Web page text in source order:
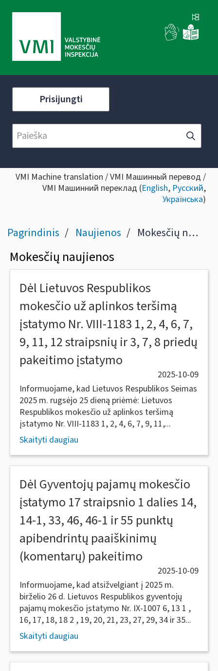
Prisijungti
VMI Machine translation / VMI Машинный перевод /
VMI Машинний переклад (English, Русский,
Українська)
Pagrindinis Naujienos Mokesčių naujienos
Mokesčių naujienos
Dėl Lietuvos Respublikos
mokesčio už aplinkos teršimą
įstatymo Nr. VIII-1183 1, 2, 4, 6, 7,
9, 11, 12 straipsnių ir 3, 7, 8 priedų
pakeitimo įstatymo
2025-10-09
Informuojame, kad Lietuvos Respublikos Seimas
2025 m. rugsėjo 25 dieną priėmė: Lietuvos
Respublikos mokesčio už aplinkos teršimą
įstatymo Nr. VIII-1183 1, 2, 4, 6, 7, 9, 11,...
Skaityti daugiau
Dėl Gyventojų pajamų mokesčio
įstatymo 17 straipsnio 1 dalies 14,
14-1, 33, 46, 46-1 ir 55 punktų
apibendrintų paaiškinimų
(komentarų) pakeitimo
2025-10-09
Informuojame, kad atsižvelgiant į 2025 m.
birželio 26 d. Lietuvos Respublikos gyventojų
pajamų mokesčio įstatymo Nr. IX-1007 6, 13 1 ,
16, 17, 18, 18 2 , 19, 20, 21, 23, 27, 29, 34 ir 35...
Skaityti daugiau